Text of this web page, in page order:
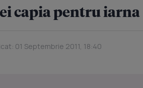
capia pentru iarna
01 Septembrie 2011, 18:40